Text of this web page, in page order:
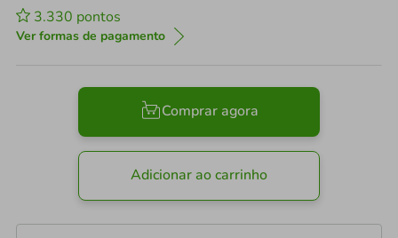
3.330 pontos
Ver formas de pagamento
Comprar agora
Adicionar ao carrinho